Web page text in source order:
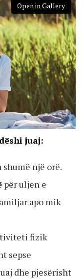
Open in Gallery
juaj:
shumë një orë.
për uljen e
apo mik
fizik
sepse
dhe pjesërisht